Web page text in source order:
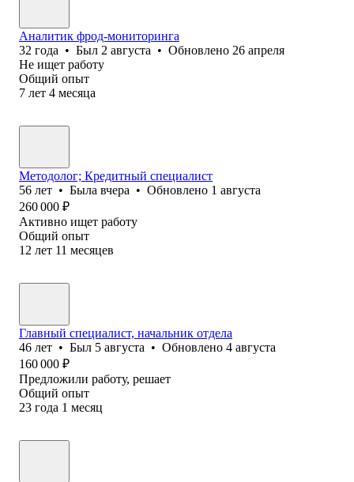
Аналитик фрод-мониторинга
32 года • Был 2 августа • Обновлено 26 апреля
Не ищет работу
Общий опыт
7 лет 4 месяца
Методолог; Кредитный специалист
56 лет • Была вчера • Обновлено 1 августа
260 000 ₽
Активно ищет работу
Общий опыт
12 лет 11 месяцев
Главный специалист, начальник отдела
46 лет • Был 5 августа • Обновлено 4 августа
160 000 ₽
Предложили работу, решает
Общий опыт
23 года 1 месяц